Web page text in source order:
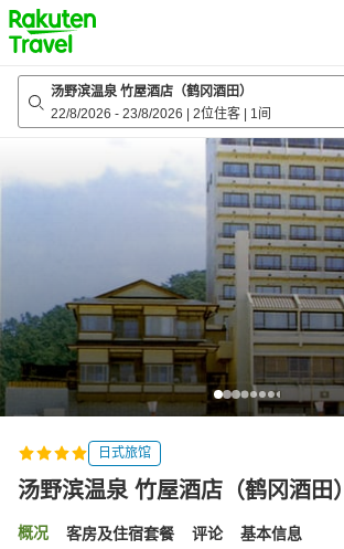
to
top
page
汤野滨温泉 竹屋酒店（鹤冈酒田）
22/8/2026 - 23/8/2026 2位住客 1间
日式旅馆
汤野滨温泉 竹屋酒店（鹤冈酒田）
概况 客房及住宿套餐 评论 基本信息